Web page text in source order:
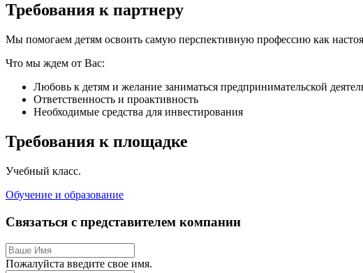
Требования к партнеру
Мы помогаем детям освоить самую перспективную профессию как
Что мы ждем от Вас:
Любовь к детям и желание заниматься предпринимательской
Ответственность и проактивность
Необходимые средства для инвестирования
Требования к площадке
Учебный класс.
Обучение и образование
Связаться с представителем компании
Пожалуйста введите свое имя.